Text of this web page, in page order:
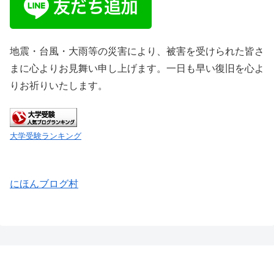
地震・台風・大雨等の災害により、被害を受けられた皆さ
まに心よりお見舞い申し上げます。一日も早い復旧を心よ
りお祈りいたします。
大学受験ランキング
にほんブログ村